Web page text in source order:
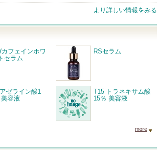
より詳しい情報をみる
カフェインホワ
セラム
RSセラム
ゼライン酸1
容液
T15 トラネキサム酸
15％ 美容液
more